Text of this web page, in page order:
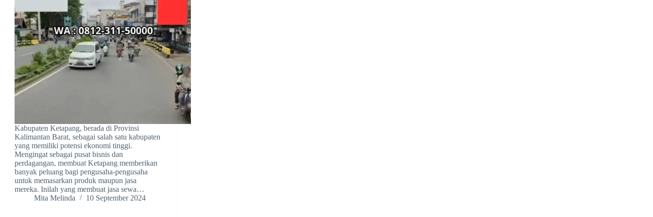
Kabupaten Ketapang, berada di Provinsi
Kalimantan Barat, sebagai salah satu kabupaten
yang memiliki potensi ekonomi tinggi.
Mengingat sebagai pusat bisnis dan
perdagangan, membuat Ketapang memberikan
banyak peluang bagi pengusaha-pengusaha
untuk memasarkan produk maupun jasa
mereka. Inilah yang membuat jasa sewa…
Mita Melinda
10 September 2024